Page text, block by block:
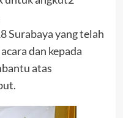
Surabaya yang telah
dan kepada
atas